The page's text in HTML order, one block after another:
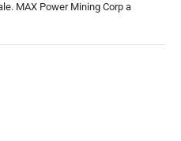
a